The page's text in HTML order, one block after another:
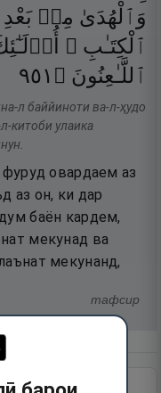
وَٱلْهُدَىٰ مِنۢ بَعْدِ
ٱلْكِتَـٰبِ ۙ
ٱللَّـٰعِنُونَ ۝ ١٥٩
л баййиноти ва-л-ҳудо
китоби улаика
овардаем аз
аз он, ки дар
баён кардем,
мекунад ва
мекунанд,
тафсир
додан